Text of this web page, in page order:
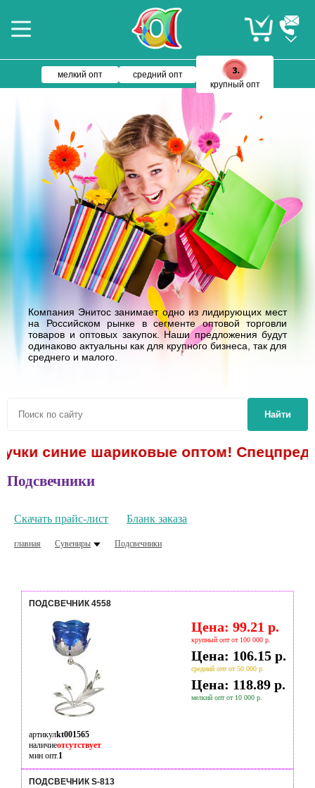
мелкий опт
средний опт
крупный опт
Компания Энитос занимает одно из лидирующих мест
на Российском рынке в сегменте оптовой торговли
товаров и оптовых закупок. Наши предложения будут
одинаково актуальны как для крупного бизнеса, так для
среднего и малого.
Найти
синие шариковые оптом!
Подсвечники
Скачать прайс-лист Бланк заказа
главная Сувениры Подсвечники
ПОДСВЕЧНИК 4558
Цена: 99.21 р.
крупный опт от 100 000 р.
Цена: 106.15 р.
средний опт от 50 000 р.
Цена: 118.89 р.
мелкий опт от 10 000 р.
артикулkt001565
наличиеотсутствует
мин опт.1
ПОДСВЕЧНИК S-813